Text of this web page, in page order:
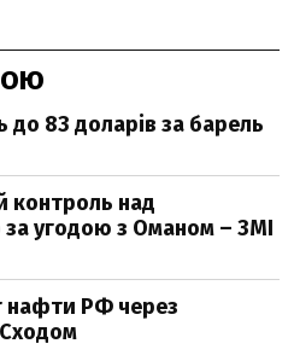
до 83 доларів за барель
контроль над
угодою з Оманом – ЗМІ
нафти РФ через